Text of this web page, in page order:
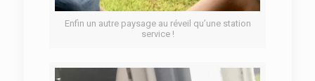
Enfin un autre paysage au réveil qu’une station
service !